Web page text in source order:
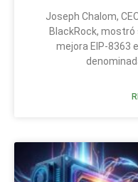
Joseph Chalom,
BlackRock,
mejora EIP-8363